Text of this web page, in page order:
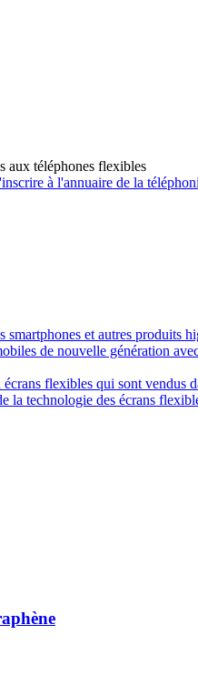
aux téléphones flexibles
smartphones et autres produits
de nouvelle génération
flexibles qui sont vendus
la technologie des écrans